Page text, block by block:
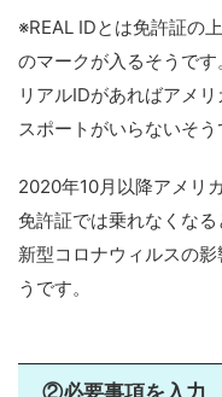
※REAL IDとは免許証の
のマークが入るそうです
リアルIDがあればアメ
スポートがいらないそう
2020年10月以降アメリ
免許証では乗れなくなる
新型コロナウィルスの
うです。